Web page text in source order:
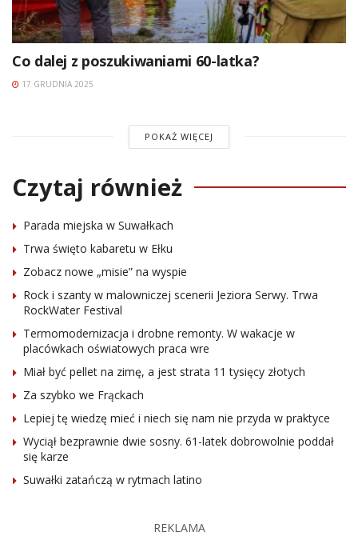
Co dalej z poszukiwaniami 60-latka?
17 GRUDNIA 2025
POKAŻ WIĘCEJ
Czytaj również
Parada miejska w Suwałkach
Trwa święto kabaretu w Ełku
Zobacz nowe „misie” na wyspie
Rock i szanty w malowniczej scenerii Jeziora Serwy. Trwa
RockWater Festival
Termomodernizacja i drobne remonty. W wakacje w
placówkach oświatowych praca wre
Miał być pellet na zimę, a jest strata 11 tysięcy złotych
Za szybko we Frąckach
Lepiej tę wiedzę mieć i niech się nam nie przyda w praktyce
Wyciął bezprawnie dwie sosny. 61-latek dobrowolnie poddał
się karze
Suwałki zatańczą w rytmach latino
REKLAMA